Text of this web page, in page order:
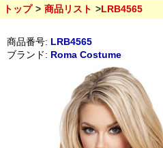
トップ 商品リスト LRB4565
商品番号: LRB4565
ブランド: Roma Costume